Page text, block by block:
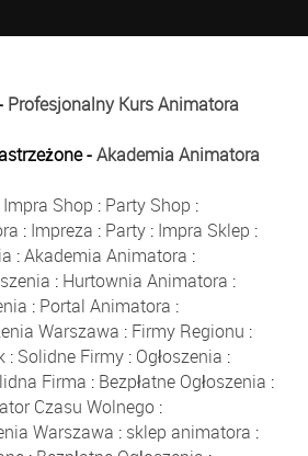
Profesjonalny Kurs Animatora
-Akademia Animatora
Impra Shop : Party Shop :
: Impreza : Party : Impra Sklep :
:Akademia Animatora :
: Hurtownia Animatora :
: Portal Animatora :
Warszawa : Firmy Regionu :
: Solidne Firmy: Ogłoszenia :
Firma : Bezpłatne Ogłoszenia :
Czasu Wolnego:
Warszawa : sklep animatora :